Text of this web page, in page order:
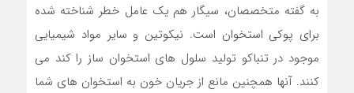
به گفته متخصصان، سیگار هم یک عامل خطر شناخته شده
برای پوکی استخوان است. نیکوتین و سایر مواد شیمیایی
موجود در تنباکو تولید سلول های استخوان ساز را کند می
کنند. آنها همچنین مانع از جریان خون به استخوان های شما